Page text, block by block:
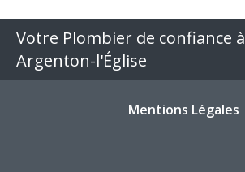
Votre Plombier de confiance à
Argenton-l'Église
Mentions Légales